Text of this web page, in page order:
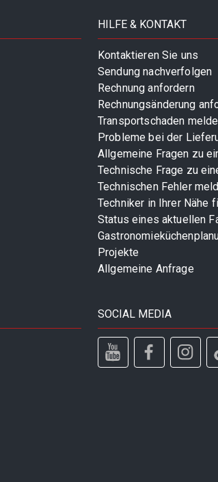
HILFE & KONTAKT
Kontaktieren Sie uns
Sendung nachverfolgen
Rechnung anfordern
Rechnungsänderung
Transportschaden
Probleme bei der
Allgemeine Fragen zu
Technische Frage zu
Technischen Fehler
Techniker in Ihrer Nähe
Status eines aktuellen
Projekte
Allgemeine Anfrage
SOCIAL MEDIA